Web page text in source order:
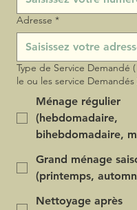
Adresse *
Type de Service Demandé
le ou les service Demandés
Ménage régulier
(hebdomadaire,
bihebdomadaire,
Grand ménage
(printemps,
Nettoyage après